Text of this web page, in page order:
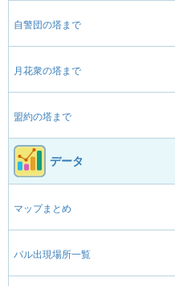
自警団の塔まで
月花衆の塔まで
盟約の塔まで
データ
マップまとめ
パル出現場所一覧